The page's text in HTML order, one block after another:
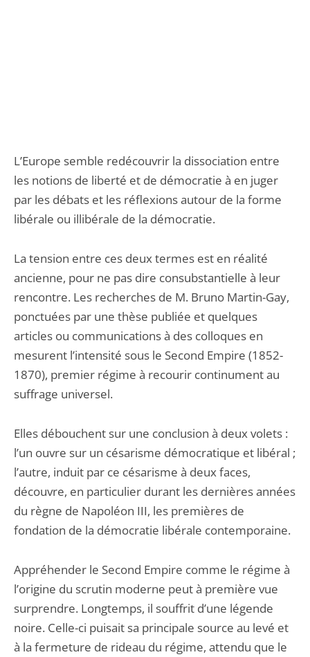
L’Europe semble redécouvrir la dissociation entre
les notions de liberté et de démocratie à en juger
par les débats et les réflexions autour de la forme
libérale ou illibérale de la démocratie.
La tension entre ces deux termes est en réalité
ancienne, pour ne pas dire consubstantielle à leur
rencontre. Les recherches de M. Bruno Martin-Gay,
ponctuées par une thèse publiée et quelques
articles ou communications à des colloques en
mesurent l’intensité sous le Second Empire (1852-
1870), premier régime à recourir continument au
suffrage universel.
Elles débouchent sur une conclusion à deux volets :
l’un ouvre sur un césarisme démocratique et libéral ;
l’autre, induit par ce césarisme à deux faces,
découvre, en particulier durant les dernières années
du règne de Napoléon III, les premières de
fondation de la démocratie libérale contemporaine.
Appréhender le Second Empire comme le régime à
l’origine du scrutin moderne peut à première vue
surprendre. Longtemps, il souffrit d’une légende
noire. Celle-ci puisait sa principale source au levé et
à la fermeture de rideau du régime, attendu que le